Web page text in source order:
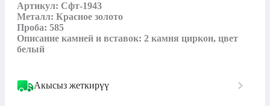
Артикул: Сфт-1943
Металл: Красное золото
Проба: 585
Описание камней и вставок: 2 камня циркон, цвет
белый
Акысыз жеткирүү